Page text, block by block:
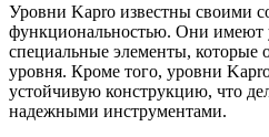
Уровни Kapro известны своими
функциональностью. Они имеют
специальные элементы, которые
уровня. Кроме того, уровни
устойчивую конструкцию, что
надежными инструментами.